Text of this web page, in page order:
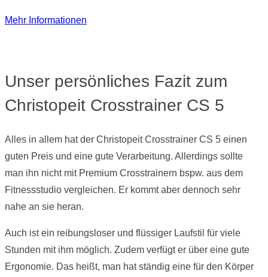
Mehr Informationen
Unser persönliches Fazit zum
Christopeit Crosstrainer CS 5
Alles in allem hat der Christopeit Crosstrainer CS 5 einen
guten Preis und eine gute Verarbeitung. Allerdings sollte
man ihn nicht mit Premium Crosstrainern bspw. aus dem
Fitnessstudio vergleichen. Er kommt aber dennoch sehr
nahe an sie heran.
Auch ist ein reibungsloser und flüssiger Laufstil für viele
Stunden mit ihm möglich. Zudem verfügt er über eine gute
Ergonomie. Das heißt, man hat ständig eine für den Körper